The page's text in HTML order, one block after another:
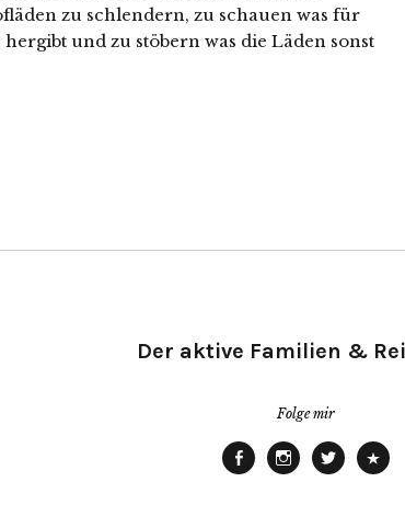
zu schlendern, zu schauen was für
und zu stöbern was die Läden sonst
Der aktive Familien &
Folge mir